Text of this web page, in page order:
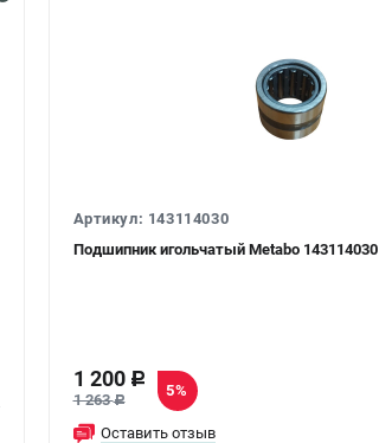
Артикул: 143114030
Подшипник игольчатый Metabo 143114030
1 200 c
1 263c
5%
Оставить отзыв